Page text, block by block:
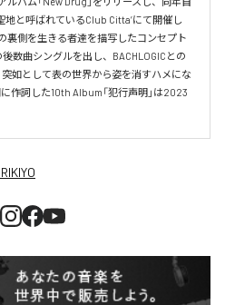
地と呼ばれているClub Citta’にて開催し
側を生きる者達を描写したコンセプト
後数曲シングルを出し、BACHLOGICとの
突如として表の世界から姿を消すハメにな
作詞した10th Album「犯行声明」は2023